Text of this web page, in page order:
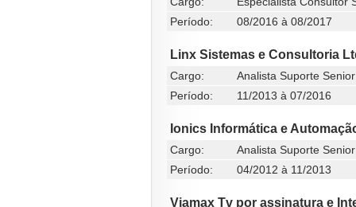
Período:
08/2016 à 08/2017
Linx Sistemas e Consultoria
Cargo:
Analista Suporte Senior
Período:
11/2013 à 07/2016
Ionics Informática e
Cargo:
Analista Suporte Senior
Período:
04/2012 à 11/2013
Viamax Tv por assinatura e